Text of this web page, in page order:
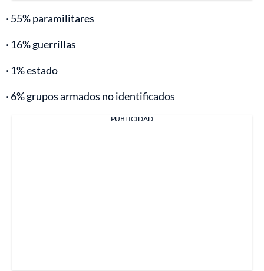
· 55% paramilitares
· 16% guerrillas
· 1% estado
· 6% grupos armados no identificados
PUBLICIDAD